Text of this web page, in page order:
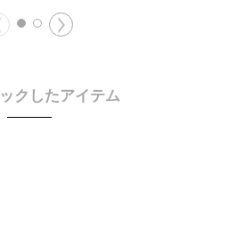
クしたアイテム